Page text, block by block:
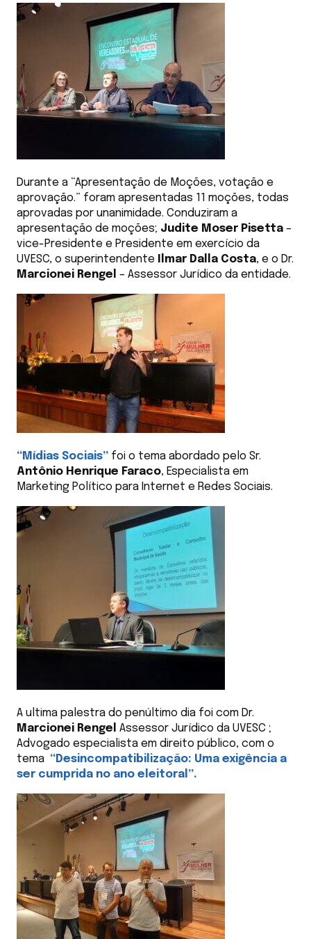
Durante a “Apresentação de Moções, votação e
aprovação.” foram apresentadas 11 moções, todas
aprovadas por unanimidade. Conduziram a
apresentação de moções; Judite Moser Pisetta –
vice-Presidente e Presidente em exercício da
UVESC, o superintendente
Ilmar Dalla Costa, e o Dr.
Marcionei Rengel – Assessor Jurídico da entidade.
“Mídias Sociais” foi o tema abordado pelo Sr.
Antônio Henrique Faraco, Especialista em
Marketing Político para Internet e Redes Sociais.
A ultima palestra do penúltimo dia foi com Dr.
Marcionei Rengel Assessor Jurídico da UVESC ;
Advogado especialista em direito público, com o
tema “Desincompatibilização: Uma exigência a
ser cumprida no ano eleitoral”.